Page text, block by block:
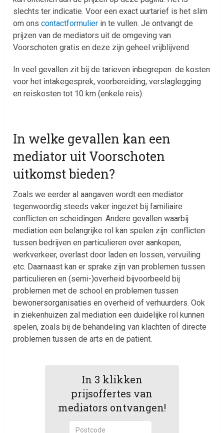
slechts ter indicatie. Voor een exact uurtarief is het slim
om onscontactformulier in te vullen. Je ontvangt de
prijzen van de mediators uit de omgeving van
Voorschoten gratis en deze zijn geheel vrijblijvend.
In veel gevallen zit bij de tarieven inbegrepen: de kosten
voor het intakegesprek, voorbereiding, verslaglegging
en reiskosten tot 10 km (enkele reis).
In welke gevallen kan een
mediator uit Voorschoten
uitkomst bieden?
Zoals we eerder al aangaven wordt een mediator
tegenwoordig steeds vaker ingezet bij familiaire
conflicten en scheidingen. Andere gevallen waarbij
mediation een belangrijke rol kan spelen zijn: conflicten
tussen bedrijven en particulieren over aankopen,
werkverkeer, overlast door laden en lossen, vervuiling
etc. Daarnaast kan er sprake zijn van problemen tussen
particulieren en (semi-)overheid bijvoorbeeld bij
problemen met de school en problemen tussen
bewonersorganisaties en overheid of verhuurders. Ook
in ziekenhuizen zal mediation een duidelijke rol kunnen
spelen, zoals bij de behandeling van klachten of directe
problemen tussen de arts en de patiënt.
In 3 klikken
prijsoffertes van
mediators ontvangen!